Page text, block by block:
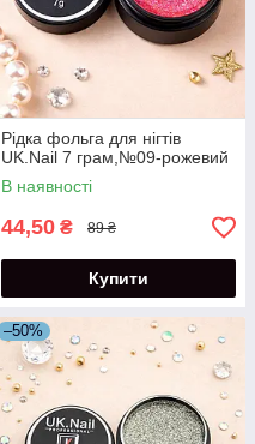
Рідка фольга для нігтів
UK.Nail 7 грам,№09-рожевий
В наявності
44,50 ₴ 89 ₴
Купити
–50%